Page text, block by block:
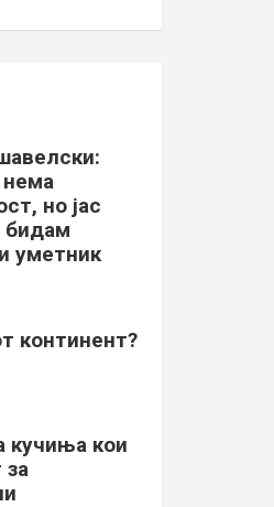
но јас
бидам
уметник
континент?
кучиња кои
за